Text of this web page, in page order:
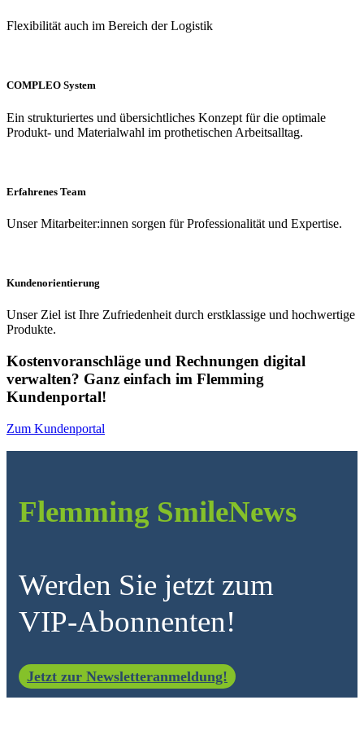
Flexibilität auch im Bereich der Logistik
COMPLEO System
Ein strukturiertes und übersichtliches Konzept für die optimale
Produkt- und Materialwahl im prothetischen Arbeitsalltag.
Erfahrenes Team
Unser Mitarbeiter:innen sorgen für Professionalität und Expertise.
Kundenorientierung
Unser Ziel ist Ihre Zufriedenheit durch erstklassige und hochwertige
Produkte.
Kostenvoranschläge und Rechnungen digital
verwalten? Ganz einfach im Flemming
Kundenportal!
Zum Kundenportal
Flemming SmileNews
Werden Sie jetzt zum
VIP-Abonnenten!
Jetzt zur Newsletteranmeldung!